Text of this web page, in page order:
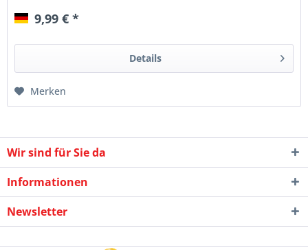
9,99 € *
Details
Merken
Wir sind für Sie da
Informationen
Newsletter